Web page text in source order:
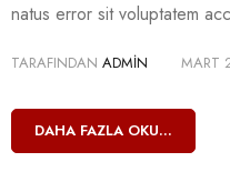
natus error sit voluptatem
TARAFINDAN ADMIN MART
DAHA FAZLA OKU...